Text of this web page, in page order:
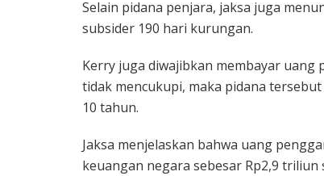
Selain pidana penjara, jaksa juga
subsider 190 hari kurungan.
Kerry juga diwajibkan membayar uang
tidak mencukupi, maka pidana
10 tahun.
Jaksa menjelaskan bahwa uang
keuangan negara sebesar Rp2,9